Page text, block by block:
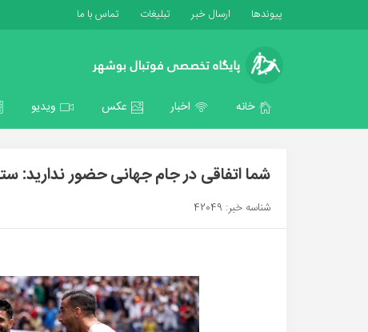
پیوندها ارسال خبر تبلیغات تماس با ما
خانه اخبار عکس ویدیو
شما اتفاقی در جام جهانی حضور ندارید:
شناسه خبر: 42049